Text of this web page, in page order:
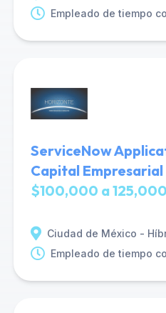
Empleado de tiempo
ServiceNow
Capital
$100,000 a
Ciudad de México -
Empleado de tiempo